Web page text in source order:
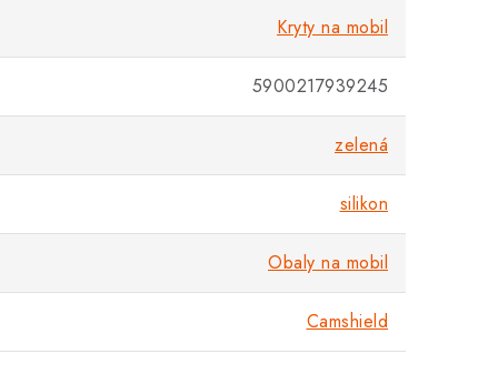
Kryty na mobil
5900217939245
zelená
silikon
Obaly na mobil
Camshield